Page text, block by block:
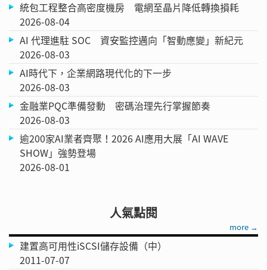
統包工程整合高密度機房 電網至晶片降低轉換損耗
2026-08-04
AI 代理進駐 SOC 資安監控邁向「智動應變」新紀元
2026-08-03
AI時代下，企業網路現代化的下一步
2026-08-03
金融業PQC準備發動 密碼治理先行掌握節奏
2026-08-03
逾200家AI業者齊聚！2026 AI應用大展「AI WAVE
SHOW」強勢登場
2026-08-01
人氣點閱
more →
建置高可用性iSCSI儲存設備（中）
2011-07-07